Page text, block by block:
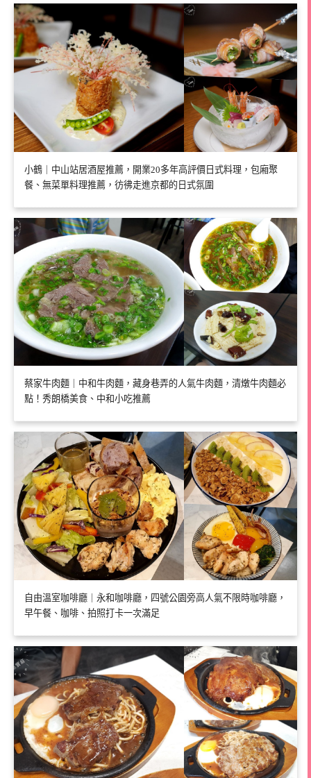
小鶴｜中山站居酒屋推薦，開業20多年高評價日式料理，包廂聚
餐、無菜單料理推薦，彷彿走進京都的日式氛圍
蔡家牛肉麵｜中和牛肉麵，藏身巷弄的人氣牛肉麵，清燉牛肉麵必
點！秀朗橋美食、中和小吃推薦
自由溫室咖啡廳｜永和咖啡廳，四號公園旁高人氣不限時咖啡廳，
早午餐、咖啡、拍照打卡一次滿足